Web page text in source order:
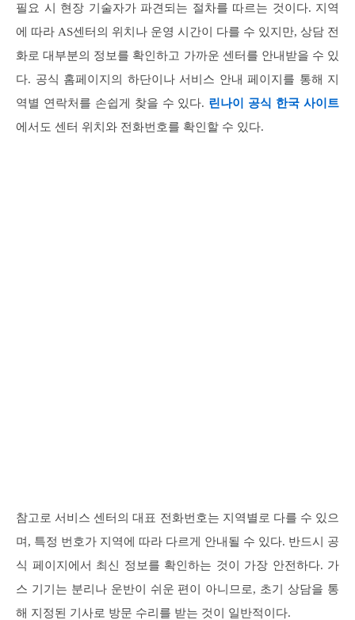
필요 시 현장 기술자가 파견되는 절차를 따르는 것이다. 지역
에 따라 AS센터의 위치나 운영 시간이 다를 수 있지만, 상담 전
화로 대부분의 정보를 확인하고 가까운 센터를 안내받을 수 있
다. 공식 홈페이지의 하단이나 서비스 안내 페이지를 통해 지
역별 연락처를 손쉽게 찾을 수 있다. 린나이 공식 한국 사이트
에서도 센터 위치와 전화번호를 확인할 수 있다.
참고로 서비스 센터의 대표 전화번호는 지역별로 다를 수 있으
며, 특정 번호가 지역에 따라 다르게 안내될 수 있다. 반드시 공
식 페이지에서 최신 정보를 확인하는 것이 가장 안전하다. 가
스 기기는 분리나 운반이 쉬운 편이 아니므로, 초기 상담을 통
해 지정된 기사로 방문 수리를 받는 것이 일반적이다.